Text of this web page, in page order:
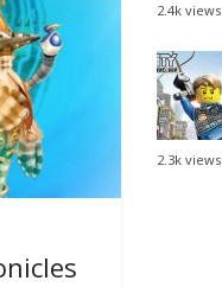
2.4k views
2.3k views